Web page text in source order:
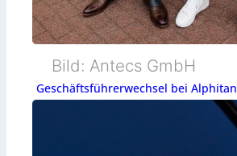
Bild: Antecs GmbH
Geschäftsführerwechsel bei Alphitan